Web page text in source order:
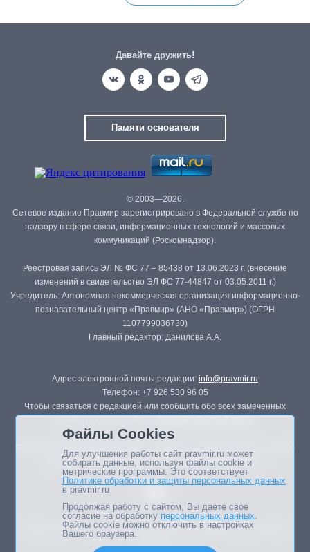
Давайте дружить!
Памяти основателя
© 2003—2026.
Сетевое издание Правмир зарегистрировано в Федеральной службе по
надзору в сфере связи, информационных технологий и массовых
коммуникаций (Роскомнадзор).
Реестровая запись ЭЛ № ФС 77 – 85438 от 13.06.2023 г. (внесение
изменений в свидетельство ЭЛ ФС 77-44847 от 03.05.2011 г.)
Учредитель: Автономная некоммерческая организация информационно-
познавательный центр «Правмир» (АНО «Правмир») (ОГРН
1107799036730)
Главный редактор: Данилова А.А.
Адрес электронной почты редакции: info@pravmir.ru
Телефон: +7 926 530 96 05
Чтобы связаться с редакцией или сообщить обо всех замеченных
Републикация материалов сайта в печатных изданиях (книгах, прессе)
возможна только с письменного разрешения редакции.
Мнение авторов статей портала может не совпадать с позицией
Файлы Cookies
Для улучшения работы сайт pravmir.ru может
собирать данные, используя файлы cookie и
метрические программы. Это соответствует
Политике обработки и защиты персональных данных
в pravmir.ru
Продолжая работу с сайтом, Вы даете свое
согласие на обработку персональных данных.
Файлы cookie можно отключить в настройках
Вашего браузера.